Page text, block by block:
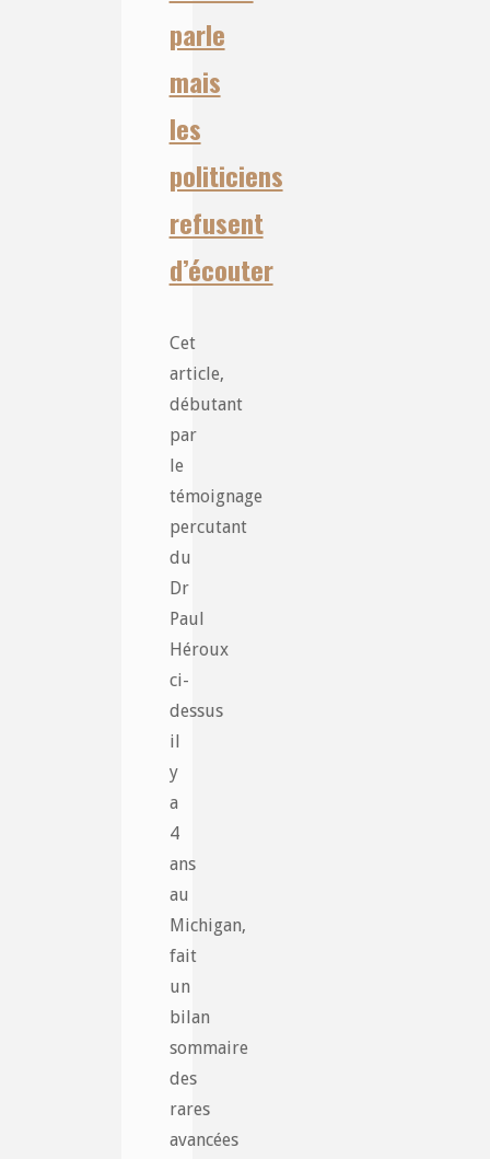
parle
mais
les
politiciens
refusent
d’écouter
Cet
article,
débutant
par
le
témoignage
percutant
du
Dr
Paul
Héroux
ci-
dessus
il
y
a
4
ans
au
Michigan,
fait
un
bilan
sommaire
des
rares
avancées